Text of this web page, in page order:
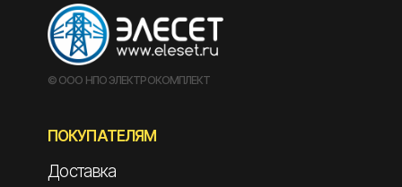
© ООО НПО ЭЛЕКТРОКОМПЛЕКТ
ПОКУПАТЕЛЯМ
Доставка